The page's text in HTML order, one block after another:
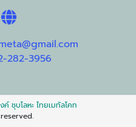
282-3956
ค์ ชุบโลหะ ไทยเมทัลโคท